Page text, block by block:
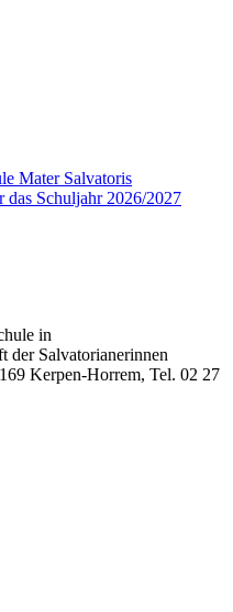
Mater Salvatoris
das Schuljahr 2026/2027
in
der Salvatorianerinnen
Kerpen-Horrem, Tel. 02 27